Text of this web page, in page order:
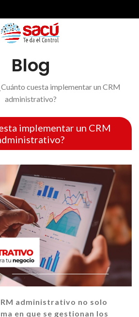
Blog
cuesta implementar un CRM
administrativo?
implementar un CRM
administrativo no solo
en que se gestionan los